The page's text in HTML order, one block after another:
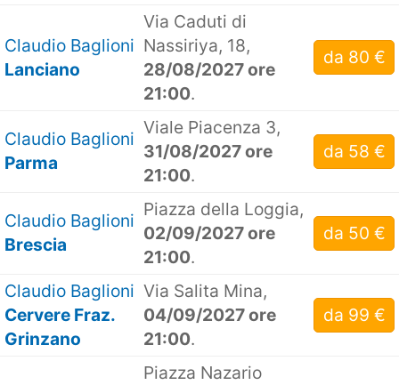
Claudio Baglioni
Lanciano
Via Caduti di
Nassiriya, 18,
28/08/2027 ore
21:00.
da 80 €
Claudio Baglioni
Parma
Viale Piacenza 3,
31/08/2027 ore
21:00.
da 58 €
Claudio Baglioni
Brescia
Piazza della Loggia,
02/09/2027 ore
21:00.
da 50 €
Claudio Baglioni
Cervere Fraz.
Grinzano
Via Salita Mina,
04/09/2027 ore
21:00.
da 99 €
Piazza Nazario